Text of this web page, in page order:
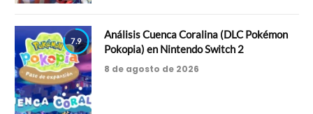
7.9
Análisis Cuenca Coralina (DLC Pokémon
Pokopia) en Nintendo Switch 2
8 de agosto de 2026